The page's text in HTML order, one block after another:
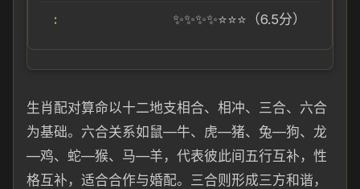
✨✨✨✨⭐⭐⭐（6.5分）
生肖配对算命以十二地支相合、相冲、三合、六合
为基础。六合关系如鼠—牛、虎—猪、兔—狗、龙
—鸡、蛇—猴、马—羊，代表彼此间五行互补，性
格互补，适合合作与婚配。三合则形成三方和谐，